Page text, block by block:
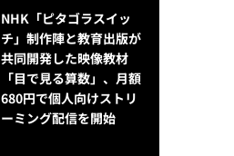
NHK「ピタゴラスイッ
チ」制作陣と教育出版が
共同開発した映像教材
「目で見る算数」、月額
680円で個人向けストリ
ーミング配信を開始